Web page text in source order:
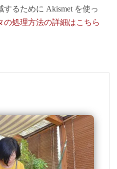
るために Akismet を使っ
の処理方法の詳細はこちら